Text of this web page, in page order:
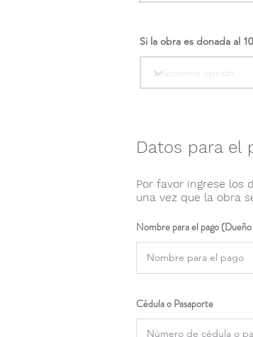
Si la obra es donada al
Datos para el
Por favor ingrese los
una vez que la obra
Nombre para el pago
Cédula o Pasaporte